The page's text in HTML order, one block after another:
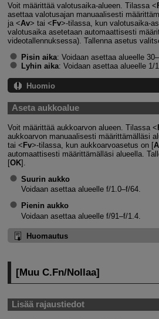
Voit määrittää valotusaika-alueen. Tilassa
asettaa valotusajan manuaalisesti
ja
Av tai Fv -tilassa, kun valotusaika-
valotusaika asetetaan automaattisesti
videotallennuksessa). Tallenna asetus
Pisin aika: Voidaan asettaa alueelle
Lyhin aika: Voidaan asettaa alueelle 1/
Huomio
Aseta aukkoalue
Voit määrittää aukkoarvon alueen. Tilassa
aukkoarvon manuaalisesti määrittämälläsi
tai
Fv -tilassa, kun aukkoarvoasetus on [
automaattisesti määrittämälläsi alueella.
[OK].
Suurin aukko
Voidaan asettaa alueelle f/1.0–f/64.
Pienin aukko
Voidaan asettaa alueelle f/91–f/1.4.
Huomautus
[Muu C.Fn/Nollaa]
Lisää rajaustiedot